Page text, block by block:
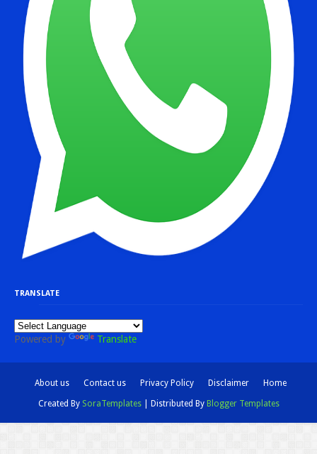
TRANSLATE
Powered by Translate
About us Contact us Privacy Policy Disclaimer Home
Created By SoraTemplates| Distributed By Blogger Templates